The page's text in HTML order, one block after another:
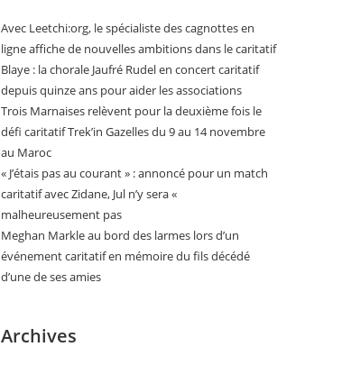
Avec Leetchi:org, le spécialiste des cagnottes en
ligne affiche de nouvelles ambitions dans le caritatif
Blaye : la chorale Jaufré Rudel en concert caritatif
depuis quinze ans pour aider les associations
Trois Marnaises relèvent pour la deuxième fois le
défi caritatif Trek’in Gazelles du 9 au 14 novembre
au Maroc
« J’étais pas au courant » : annoncé pour un match
caritatif avec Zidane, Jul n’y sera «
malheureusement pas
Meghan Markle au bord des larmes lors d’un
événement caritatif en mémoire du fils décédé
d’une de ses amies
Archives